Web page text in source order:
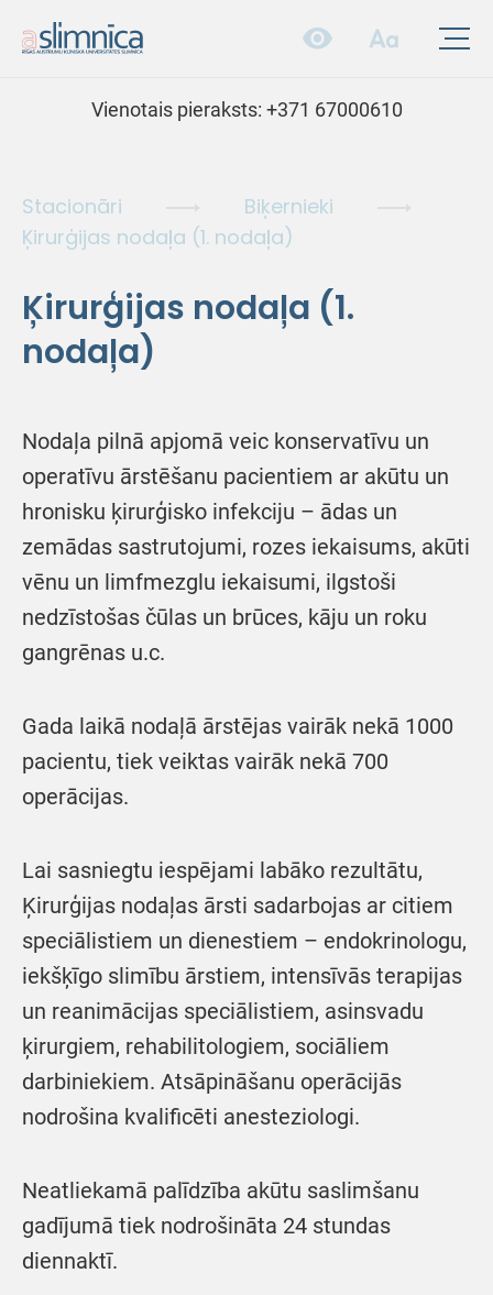
Vienotais pieraksts: +371 67000610
Stacionāri
Biķernieki
Ķirurģijas nodaļa (1. nodaļa)
Ķirurģijas nodaļa (1.
nodaļa)
Nodaļa pilnā apjomā veic konservatīvu un
operatīvu ārstēšanu pacientiem ar akūtu un
hronisku ķirurģisko infekciju – ādas un
zemādas sastrutojumi, rozes iekaisums, akūti
vēnu un limfmezglu iekaisumi, ilgstoši
nedzīstošas čūlas un brūces, kāju un roku
gangrēnas u.c.
Gada laikā nodaļā ārstējas vairāk nekā 1000
pacientu, tiek veiktas vairāk nekā 700
operācijas.
Lai sasniegtu iespējami labāko rezultātu,
Ķirurģijas nodaļas ārsti sadarbojas ar citiem
speciālistiem un dienestiem – endokrinologu,
iekšķīgo slimību ārstiem, intensīvās terapijas
un reanimācijas speciālistiem, asinsvadu
ķirurgiem, rehabilitologiem, sociāliem
darbiniekiem. Atsāpināšanu operācijās
nodrošina kvalificēti anesteziologi.
Neatliekamā palīdzība akūtu saslimšanu
gadījumā tiek nodrošināta 24 stundas
diennaktī.